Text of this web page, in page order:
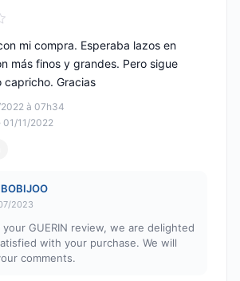
à 07h34
01/11/2022
mi compra. Esperaba lazos en
más finos y grandes. Pero sigue
capricho. Gracias
2023
GUERIN review, we are delighted
with your purchase. We will
comments.